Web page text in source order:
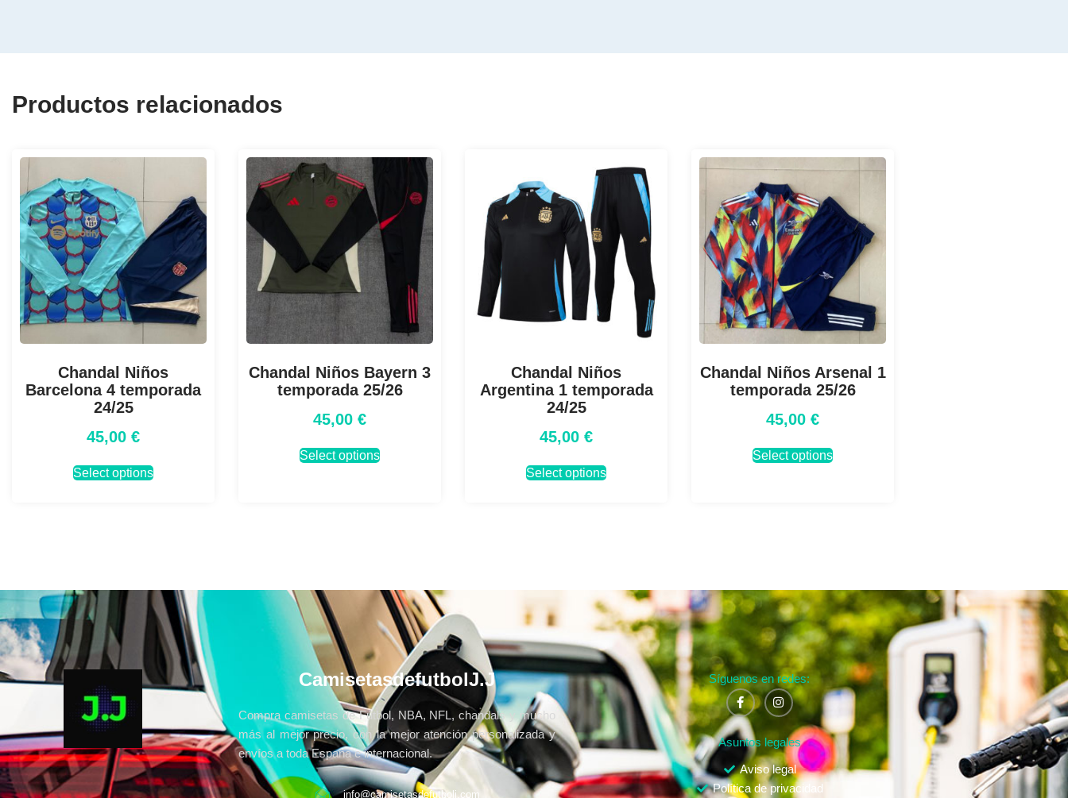
Productos relacionados
Chandal Niños
Barcelona 4 temporada
24/25
45,00 €
Select options
Chandal Niños Bayern 3
temporada 25/26
45,00 €
Select options
Chandal Niños
Argentina 1 temporada
24/25
45,00 €
Select options
Chandal Niños Arsenal 1
temporada 25/26
45,00 €
Select options
CamisetasdefutbolJ.J
Compra camisetas de Fútbol, NBA, NFL, chandals y mucho
más al mejor precio, con la mejor atención personalizada y
envíos a toda España e internacional.
info@camisetasdefutbolj.com
Síguenos en redes:
Asuntos legales
Aviso legal
Política de privacidad